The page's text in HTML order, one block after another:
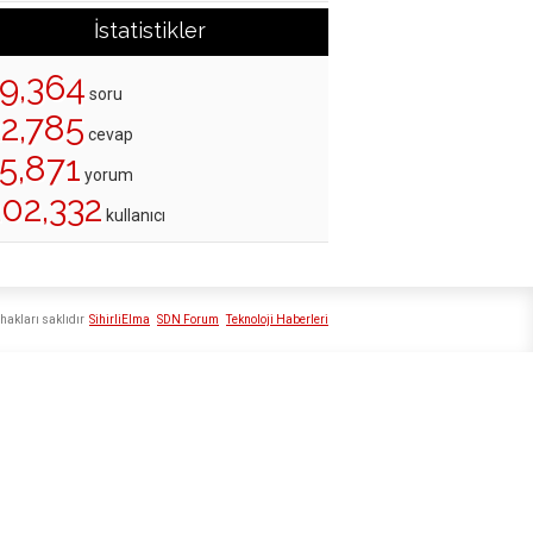
İstatistikler
soru
cevap
yorum
kullanıcı
SihirliElma SDN Forum Teknoloji Haberleri
saklıdır